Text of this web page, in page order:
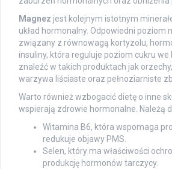
Magnez jest kolejnym istotnym
układ hormonalny. Odpowiedni poziom
związany z równowagą kortyzolu,
insuliny, która reguluje poziom cukru
znaleźć w takich produktach jak
warzywa liściaste oraz pełnoziarniste
Warto również wzbogacić dietę o inne
wspierają zdrowie hormonalne. Należą
Witamina B6, która wspomaga
redukuje objawy PMS.
Selen, który ma właściwości
produkcję hormonów tarczycy.